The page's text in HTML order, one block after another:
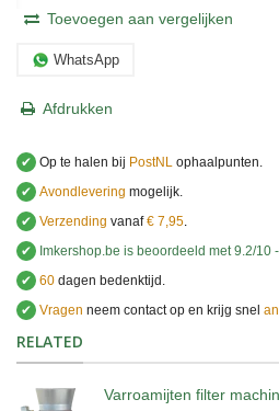
Toevoegen aan vergelijken
WhatsApp
Afdrukken
✔ Op te halen bij PostNL ophaalpunten.
✔ Avondlevering mogelijk.
✔ Verzending vanaf€ 7,95.
✔
Imkershop.be is beoordeeld met9.2/10 -
✔ 60 dagen bedenktijd.
✔ Vragen neem contact op en krijg snel
RELATED
Varroamijten filter